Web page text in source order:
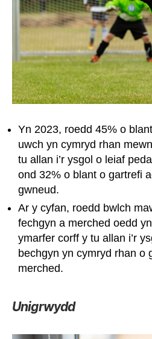
Yn 2023, roedd 45% o
uwch yn cymryd rhan
tu allan i’r ysgol o leiaf
ond 32% o blant o gartrefi
gwneud.
Ar y cyfan, roedd bwlch
fechgyn a merched oedd
ymarfer corff y tu allan i’r
bechgyn yn cymryd rhan o
merched.
Unigrwydd